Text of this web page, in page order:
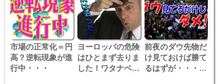
市場の正常化＝円
高？逆転現象が進
行中・・・
ヨーロッパの危険
はひとまず去りま
した！ワタナベの
前夜のダウ先物だ
け見ておけば勝て
るはずが・・・ま